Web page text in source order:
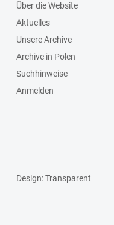
Über die Website
Aktuelles
Unsere Archive
Archive in Polen
Suchhinweise
Anmelden
Design: Transparent